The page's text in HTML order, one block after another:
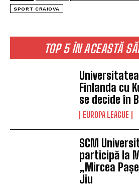
TOP 5 ÎN ACEASTĂ
Finlanda cu
se decide în
EUROPA LEAGUE
SCM
participă la
„Mircea
Jiu
SPORT CRAIOVA